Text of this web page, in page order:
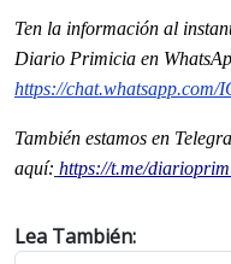
Ten la información al
Diario Primicia en
https://
También estamos en
aquí: https://t.me/
Lea También: